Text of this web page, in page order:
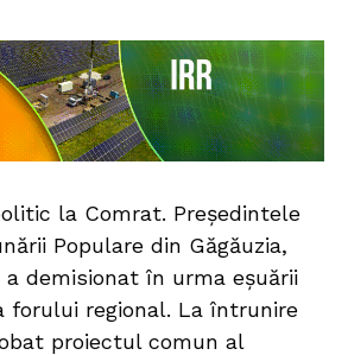
la Comrat. Președintele
Populare din Găgăuzia,
a demisionat în urma eșuării
forului regional. La întrunire
proiectul comun al